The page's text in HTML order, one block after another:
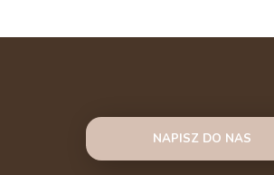
NAPISZ DO NAS